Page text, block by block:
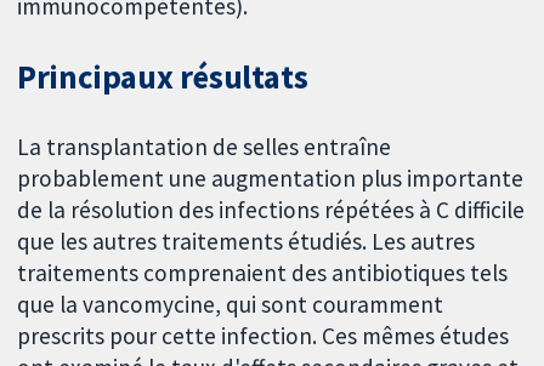
immunocompétentes).
Principaux résultats
La transplantation de selles entraîne
probablement une augmentation plus importante
de la résolution des infections répétées à C difficile
que les autres traitements étudiés. Les autres
traitements comprenaient des antibiotiques tels
que la vancomycine, qui sont couramment
prescrits pour cette infection. Ces mêmes études